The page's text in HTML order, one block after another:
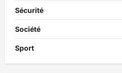
Sécurité
Société
Sport